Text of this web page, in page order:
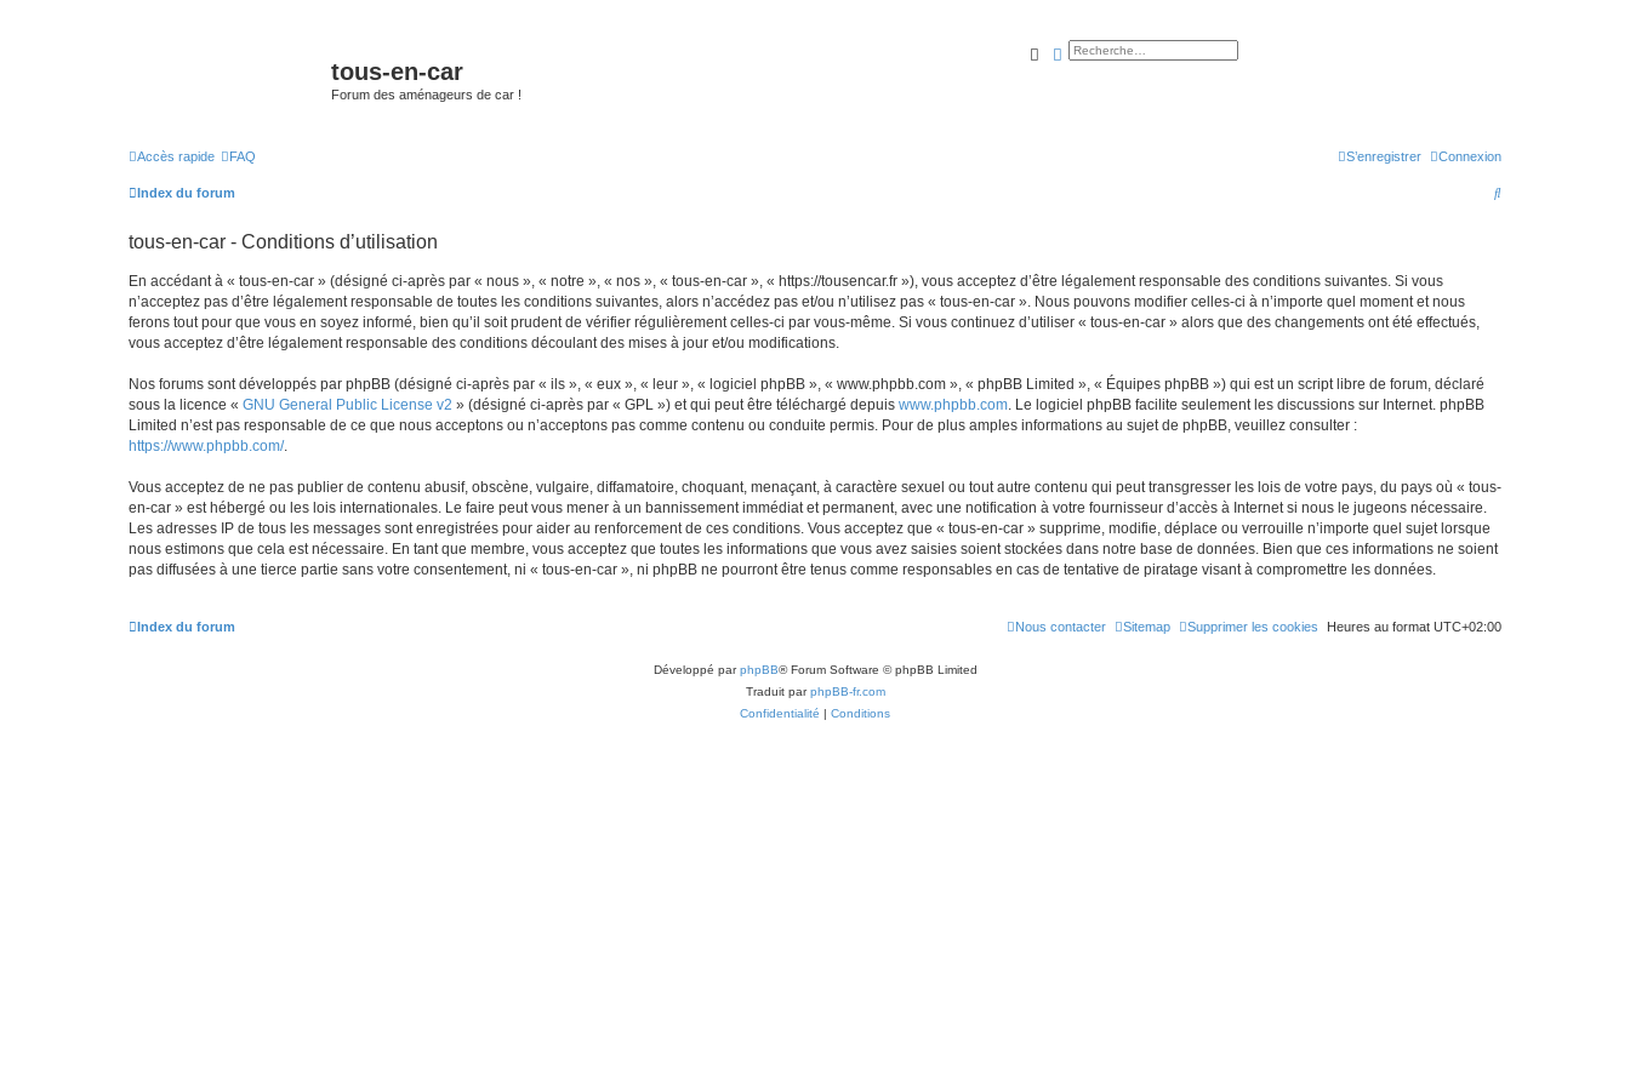
tous-en-car
Forum des aménageurs de car !
Rechercher
Recherche avancée
Accès rapide FAQ Connexion
S’enregistrer
Index du forum
R
tous-en-car - Conditions d’utilisation
En accédant à « tous-en-car » (désigné ci-après par « nous », « notre », « nos », « tous-en-car », « https://tousencar.fr »), vous acceptez d’être légalement responsable des conditions suivantes. Si vous
n’acceptez pas d’être légalement responsable de toutes les conditions suivantes, alors n’accédez pas et/ou n’utilisez pas « tous-en-car ». Nous pouvons modifier celles-ci à n’importe quel moment et nous
ferons tout pour que vous en soyez informé, bien qu’il soit prudent de vérifier régulièrement celles-ci par vous-même. Si vous continuez d’utiliser « tous-en-car » alors que des changements ont été effectués,
vous acceptez d’être légalement responsable des conditions découlant des mises à jour et/ou modifications.
Nos forums sont développés par phpBB (désigné ci-après par « ils », « eux », « leur », « logiciel phpBB », « www.phpbb.com », « phpBB Limited », « Équipes phpBB ») qui est un script libre de forum, déclaré
sous la licence « GNU General Public License v2 » (désigné ci-après par « GPL ») et qui peut être téléchargé depuis www.phpbb.com . Le logiciel phpBB facilite seulement les discussions sur Internet. phpBB
Limited n’est pas responsable de ce que nous acceptons ou n’acceptons pas comme contenu ou conduite permis. Pour de plus amples informations au sujet de phpBB, veuillez consulter :
https://www.phpbb.com/.
Vous acceptez de ne pas publier de contenu abusif, obscène, vulgaire, diffamatoire, choquant, menaçant, à caractère sexuel ou tout autre contenu qui peut transgresser les lois de votre pays, du pays où « tous-
en-car » est hébergé ou les lois internationales. Le faire peut vous mener à un bannissement immédiat et permanent, avec une notification à votre fournisseur d’accès à Internet si nous le jugeons nécessaire.
Les adresses IP de tous les messages sont enregistrées pour aider au renforcement de ces conditions. Vous acceptez que « tous-en-car » supprime, modifie, déplace ou verrouille n’importe quel sujet lorsque
nous estimons que cela est nécessaire. En tant que membre, vous acceptez que toutes les informations que vous avez saisies soient stockées dans notre base de données. Bien que ces informations ne soient
pas diffusées à une tierce partie sans votre consentement, ni « tous-en-car », ni phpBB ne pourront être tenus comme responsables en cas de tentative de piratage visant à compromettre les données.
Index du forum Heures au format UTC+02:00
Supprimer les cookies
Sitemap
Nous contacter
Développé parphpBB® Forum Software © phpBB Limited
Traduit parphpBB-fr.com
Confidentialité | Conditions